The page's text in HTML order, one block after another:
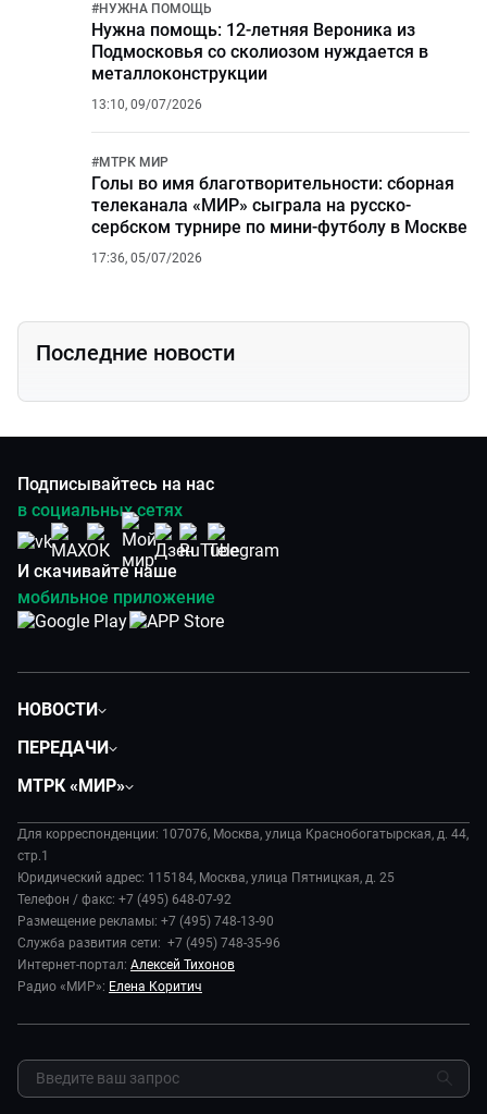
#НУЖНА ПОМОЩЬ
Нужна помощь: 12‑летняя Вероника из
Подмосковья со сколиозом нуждается в
металлоконструкции
13:10, 09/07/2026
#МТРК МИР
Голы во имя благотворительности: сборная
телеканала «МИР» сыграла на русско-
сербском турнире по мини-футболу в Москве
17:36, 05/07/2026
Последние новости
Подписывайтесь на нас
в социальных сетях
И скачивайте наше
мобильное приложение
НОВОСТИ
Экономика
Происшествия
В содружестве
В мире
Наука и технологии
Здоровье и медицина
Спорт
Шоу-бизнес
Стиль жизни
ПЕРЕДАЧИ
Дела судебные
Диктор делает
Игра в кино
Игра в кино. Мультфильмы
Исторический детектив
Миллион за 5 минут
Мировое соглашение
МТРК «МИР»
История
Руководство
Новости компании
Пресса о нас
Карьера
Реклама
Закупки и тендеры
Обратная связь
Для корреспонденции: 107076, Москва, улица Краснобогатырская, д. 44,
стр.1
Юридический адрес: 115184, Москва, улица Пятницкая, д. 25
Телефон / факс: +7 (495) 648-07-92
Размещение рекламы: +7 (495) 748-13-90
Служба развития сети: +7 (495) 748-35-96
Интернет-портал: Алексей Тихонов
Радио «МИР»: Елена Коритич